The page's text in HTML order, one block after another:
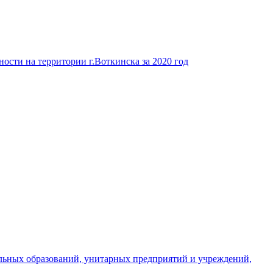
на территории г.Воткинска за 2020 год
образований, унитарных предприятий и учреждений,